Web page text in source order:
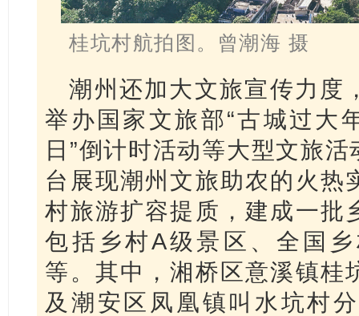
桂坑村航拍图。曾潮海 摄
潮州还加大文旅宣传力度
举办国家文旅部“古城过大
日”倒计时活动等大型文旅
台展现潮州文旅助农的火热
村旅游扩容提质，建成一批
包括乡村A级景区、全国
等。其中，湘桥区意溪镇桂
及潮安区凤凰镇叫水坑村